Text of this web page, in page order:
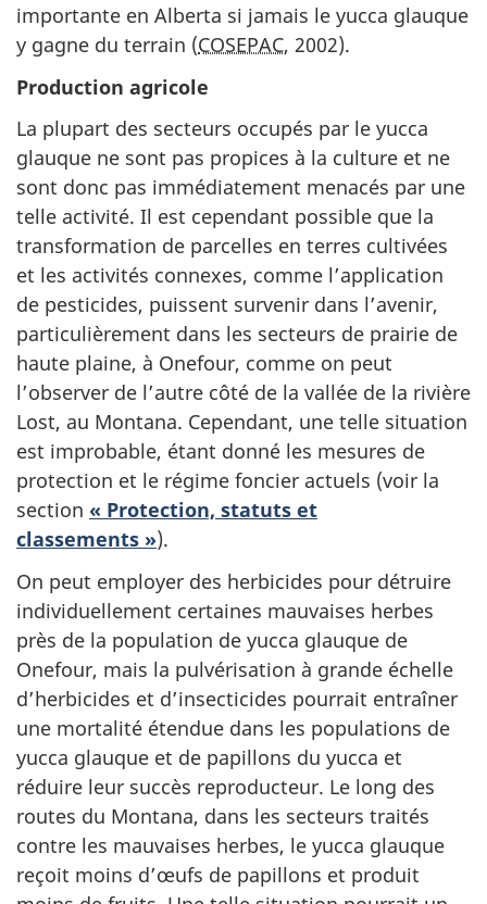
importante en Alberta si jamais le yucca glauque
y gagne du terrain (COSEPAC, 2002).
Production agricole
La plupart des secteurs occupés par le yucca
glauque ne sont pas propices à la culture et ne
sont donc pas immédiatement menacés par une
telle activité. Il est cependant possible que la
transformation de parcelles en terres cultivées
et les activités connexes, comme l’application
de pesticides, puissent survenir dans l’avenir,
particulièrement dans les secteurs de prairie de
haute plaine, à Onefour, comme on peut
l’observer de l’autre côté de la vallée de la rivière
Lost, au Montana. Cependant, une telle situation
est improbable, étant donné les mesures de
protection et le régime foncier actuels (voir la
section « Protection, statuts et
classements »).
On peut employer des herbicides pour détruire
individuellement certaines mauvaises herbes
près de la population de yucca glauque de
Onefour, mais la pulvérisation à grande échelle
d’herbicides et d’insecticides pourrait entraîner
une mortalité étendue dans les populations de
yucca glauque et de papillons du yucca et
réduire leur succès reproducteur. Le long des
routes du Montana, dans les secteurs traités
contre les mauvaises herbes, le yucca glauque
reçoit moins d’œufs de papillons et produit